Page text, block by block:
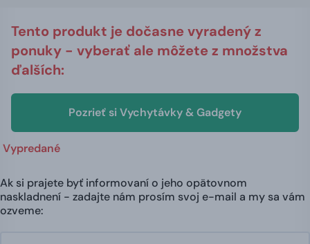
Tento produkt je dočasne vyradený z
ponuky - vyberať ale môžete z množstva
ďalších:
Pozrieť si Vychytávky & Gadgety
Vypredané
Ak si prajete byť informovaní o jeho opätovnom
naskladnení - zadajte nám prosím svoj e-mail a my sa vám
ozveme: